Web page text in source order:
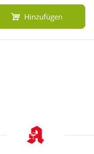
Hinzufügen